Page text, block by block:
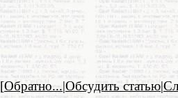
[Обратно...|Обсудить статью|